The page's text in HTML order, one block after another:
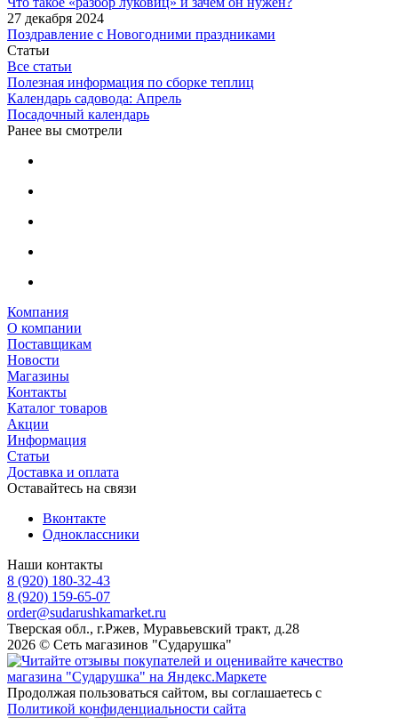
27 декабря 2024
Поздравление с Новогодними праздниками
Статьи
Все статьи
Полезная информация по сборке теплиц
Календарь садовода: Апрель
Посадочный календарь
Ранее вы смотрели
Компания
О компании
Поставщикам
Новости
Магазины
Контакты
Каталог товаров
Акции
Информация
Статьи
Доставка и оплата
Оставайтесь на связи
Вконтакте
Одноклассники
Наши контакты
8 (920) 180-32-43
8 (920) 159-65-07
order@sudarushkamarket.ru
Тверская обл., г.Ржев, Муравьевский тракт, д.28
2026 © Сеть магазинов "Сударушка"
Продолжая пользоваться сайтом, вы соглашаетесь с
Политикой конфиденциальности сайта